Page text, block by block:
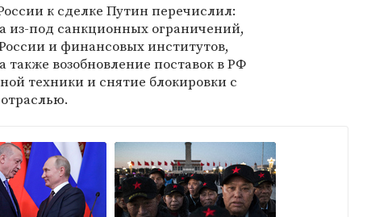
к сделке Путин перечислил:
из-под санкционных ограничений,
и финансовых институтов,
возобновление поставок в РФ
техники и снятие блокировки с